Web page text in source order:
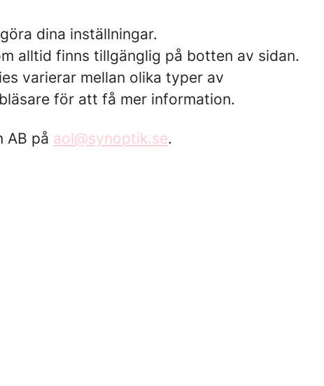
dina inställningar.
alltid finns tillgänglig på botten av sidan.
varierar mellan olika typer av
för att få mer information.
AB på aol@synoptik.se.